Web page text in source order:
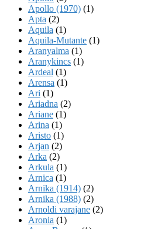
Apollo (1970) (1)
Apta (2)
Aquila (1)
Aquila-Mutante (1)
Aranyalma (1)
Aranykincs (1)
Ardeal (1)
Arensa (1)
Ari (1)
Ariadna (2)
Ariane (1)
Arina (1)
Aristo (1)
Arjan (2)
Arka (2)
Arkula (1)
Arnica (1)
Arnika (1914) (2)
Arnika (1988) (2)
Arnoldi varajane (2)
Aronia (1)